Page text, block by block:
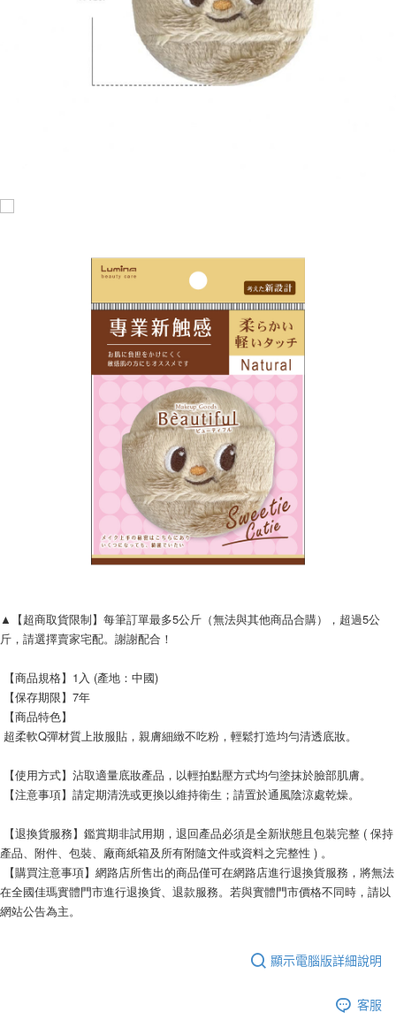
▲【超商取貨限制】每筆訂單最多5公斤（無法與其他商品合購），超過5公
斤，請選擇賣家宅配。謝謝配合！
【商品規格】1入 (產地：中國)
【保存期限】7年
【商品特色】
超柔軟Q彈材質上妝服貼，親膚細緻不吃粉，輕鬆打造均勻清透底妝。
【使用方式】沾取適量底妝產品，以輕拍點壓方式均勻塗抹於臉部肌膚。
【注意事項】請定期清洗或更換以維持衛生；請置於通風陰涼處乾燥。
產品、附件、包裝、廠商紙箱及所有附隨文件或資料之完整性 ) 。
在全國佳瑪實體門市進行退換貨、退款服務。若與實體門市價格不同時，請以
網站公告為主。
顯示電腦版詳細說明
客服